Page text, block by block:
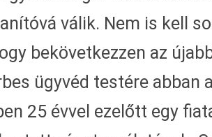
válik. Nem is kell
bekövetkezzen az
ügyvéd testére abban
25 évvel ezelőtt egy